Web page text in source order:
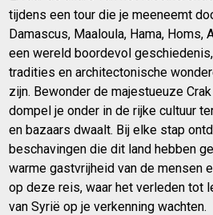
tijdens een tour die je meeneemt
Damascus, Maaloula, Hama, Homs,
een wereld boordevol
tradities en architectonische
zijn. Bewonder de majestueuze
dompel je onder in de rijke cultuur
en bazaars dwaalt. Bij elke stap
beschavingen die dit land hebben
warme gastvrijheid van de mensen
op deze reis, waar het verleden tot
van Syrië op je verkenning wachten.